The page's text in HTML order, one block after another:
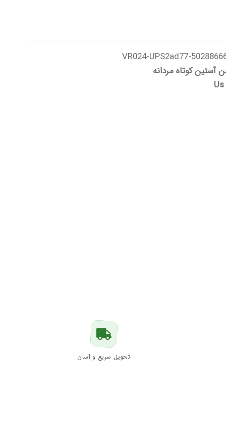
50288666-VR024-
آستین کوتاه مردانه
تحویل سریع و آسان